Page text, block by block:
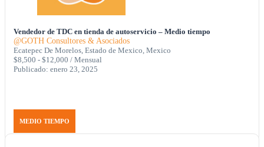
Vendedor de TDC en tienda de autoservicio – Medio tiempo
@GOTH Consultores & Asociados
Ecatepec De Morelos, Estado de Mexico, Mexico
$8,500 - $12,000 / Mensual
Publicado: enero 23, 2025
MEDIO TIEMPO